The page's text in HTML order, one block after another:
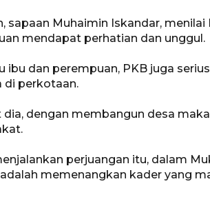
sapaan Muhaimin Iskandar,
mendapat perhatian dan unggul.
ibu dan perempuan, PKB juga
di perkotaan.
dia, dengan membangun desa
perjuangan itu, dalam
memenangkan kader yang